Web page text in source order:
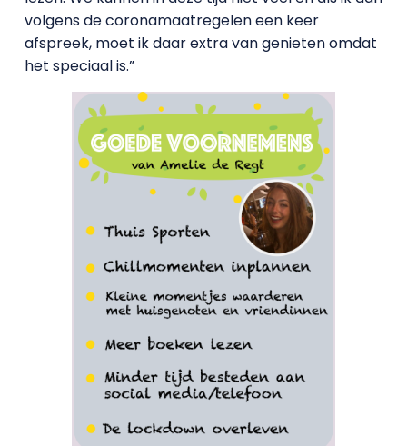
volgens de coronamaatregelen een keer
afspreek, moet ik daar extra van genieten omdat
het speciaal is.”